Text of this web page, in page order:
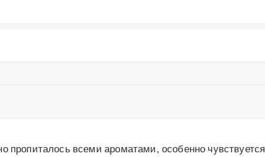
пропиталось всеми ароматами, особенно чувствуется